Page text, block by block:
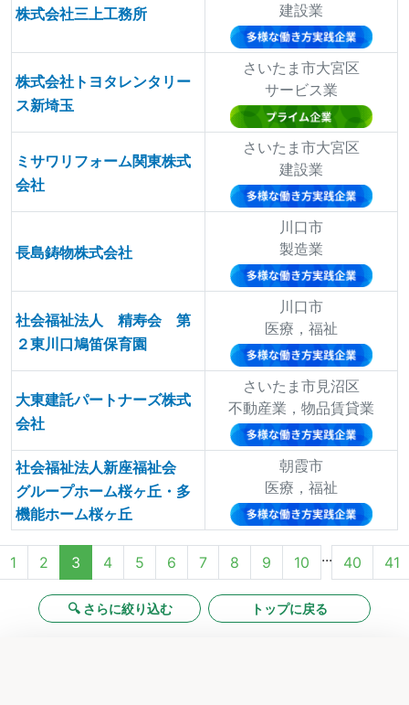
株式会社三上工務所
建設業
株式会社トヨタレンタリー
ス新埼玉
さいたま市大宮区
サービス業
ミサワリフォーム関東株式
会社
さいたま市大宮区
建設業
長島鋳物株式会社
川口市
製造業
社会福祉法人 精寿会 第
２東川口鳩笛保育園
川口市
医療，福祉
大東建託パートナーズ株式
会社
さいたま市見沼区
不動産業，物品賃貸業
社会福祉法人新座福祉会
グループホーム桜ヶ丘・多
機能ホーム桜ヶ丘
朝霞市
医療，福祉
1 2 3 4 5 6 7 8 9 10 ... 40 41
🔍 さらに絞り込む トップに戻る